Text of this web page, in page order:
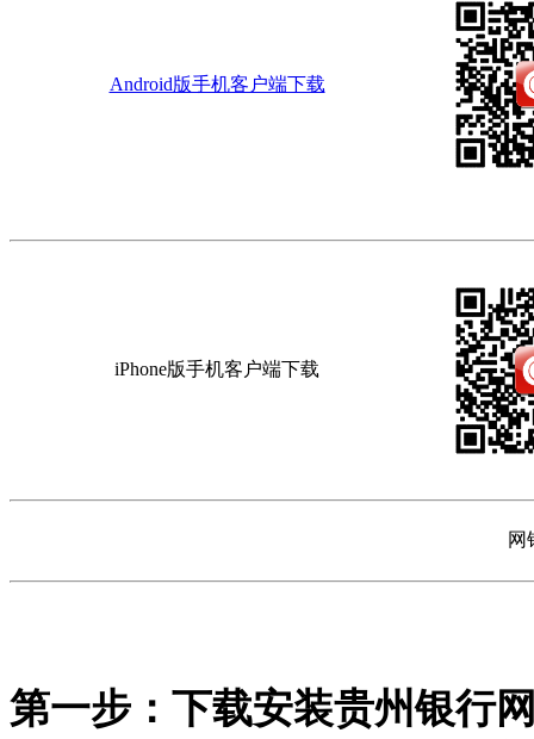
Android版手机客户端下载
iPhone版手机客户端下载
网
第一步：下载安装贵州银行